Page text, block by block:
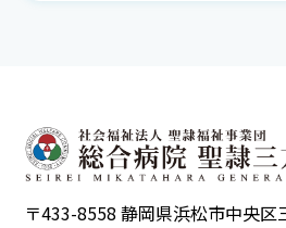
〒433-8558 静岡県浜松市中央区